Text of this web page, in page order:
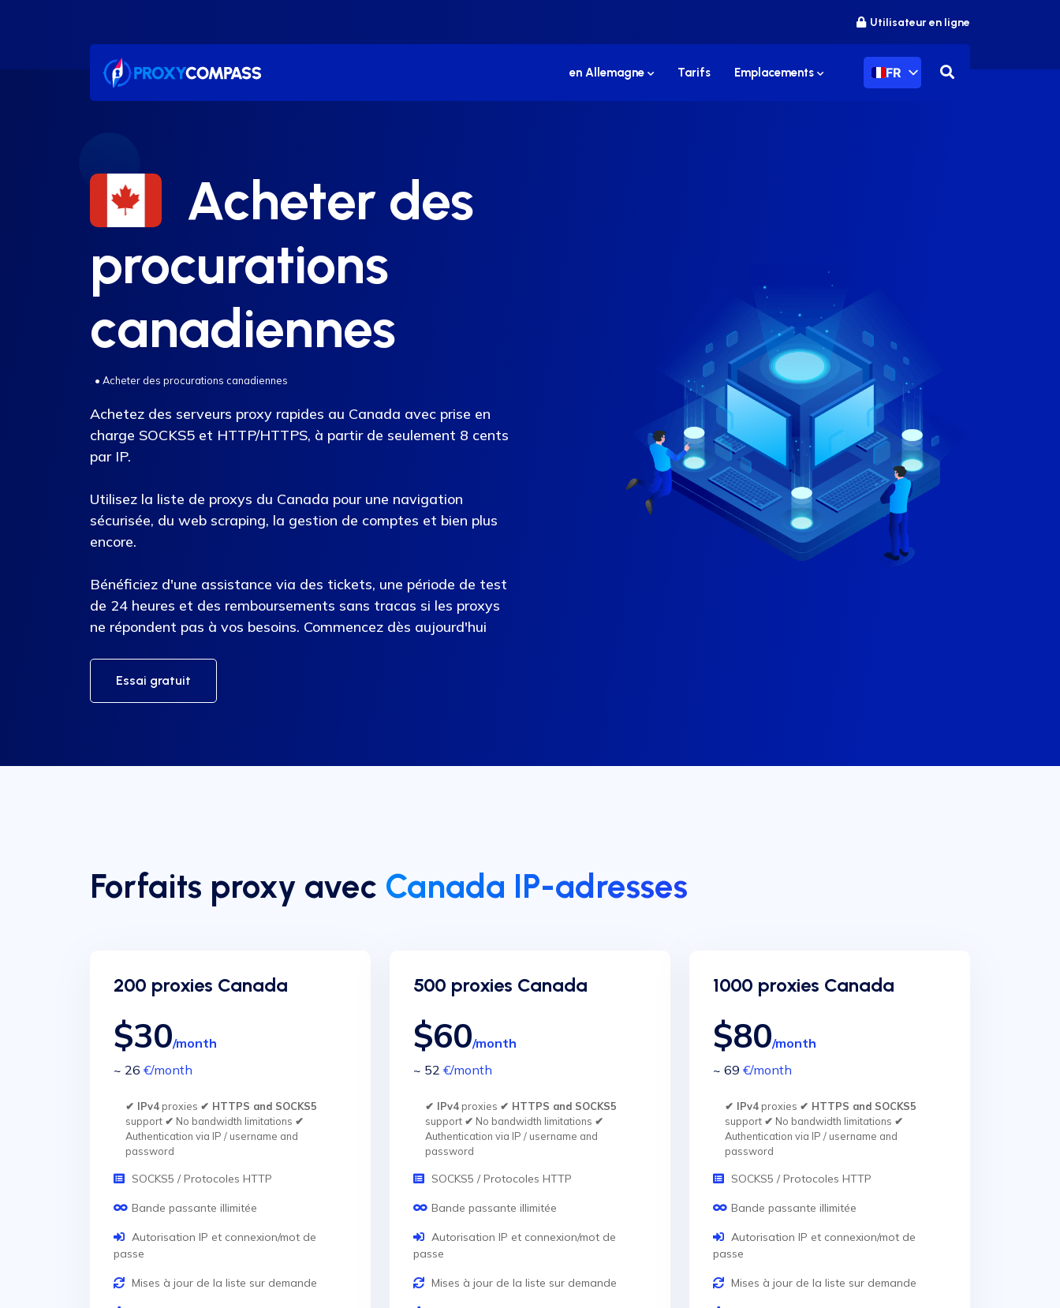
Utilisateur en ligne
en Allemagne Tarifs Emplacements FR
Acheter des
procurations
canadiennes
• Acheter des procurations canadiennes
Achetez des serveurs proxy rapides au Canada avec prise en
charge SOCKS5 et HTTP/HTTPS, à partir de seulement 8 cents
par IP.
Utilisez la liste de proxys du Canada pour une navigation
sécurisée, du web scraping, la gestion de comptes et bien plus
encore.
Bénéficiez d'une assistance via des tickets, une période de test
de 24 heures et des remboursements sans tracas si les proxys
ne répondent pas à vos besoins. Commencez dès aujourd'hui
Essai gratuit
Forfaits proxy avec Canada IP-adresses
200 proxies Canada
$30/month
~ 26 €/month
✔ IPv4proxies ✔ HTTPS and SOCKS5
support ✔ No bandwidth limitations ✔
Authentication via IP / username and
password
SOCKS5 / Protocoles HTTP
Bande passante illimitée
Autorisation IP et connexion/mot de
passe
Mises à jour de la liste sur demande
500 proxies Canada
$60/month
~ 52 €/month
✔ IPv4proxies ✔ HTTPS and SOCKS5
support ✔ No bandwidth limitations ✔
Authentication via IP / username and
password
SOCKS5 / Protocoles HTTP
Bande passante illimitée
Autorisation IP et connexion/mot de
passe
Mises à jour de la liste sur demande
1000 proxies Canada
$80/month
~ 69 €/month
✔ IPv4proxies ✔ HTTPS and SOCKS5
support ✔ No bandwidth limitations ✔
Authentication via IP / username and
password
SOCKS5 / Protocoles HTTP
Bande passante illimitée
Autorisation IP et connexion/mot de
passe
Mises à jour de la liste sur demande